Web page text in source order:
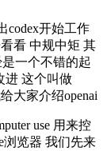
codex开始工作
看 中规中矩 其
一个不错的起
进 这个叫做
大家介绍openai
use 用来控
浏览器 我们先来